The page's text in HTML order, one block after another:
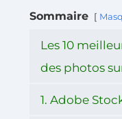
Sommaire
Les 10
des photos
1. Adobe